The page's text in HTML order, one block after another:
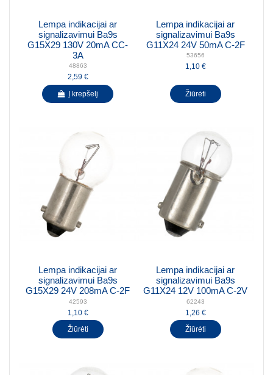
Lempa indikacijai ar
signalizavimui Ba9s
G15X29 130V 20mA CC-
3A
48863
2,59 €
Į krepšelį
Lempa indikacijai ar
signalizavimui Ba9s
G11X24 24V 50mA C-2F
53656
1,10 €
Žiūrėti
Lempa indikacijai ar
signalizavimui Ba9s
G15X29 24V 208mA C-2F
42593
1,10 €
Žiūrėti
Lempa indikacijai ar
signalizavimui Ba9s
G11X24 12V 100mA C-2V
62243
1,26 €
Žiūrėti